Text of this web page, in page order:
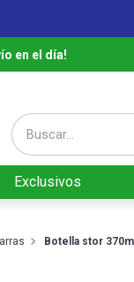
en el día!
Buscar...
Exclusivos
Botella stor
más buscados